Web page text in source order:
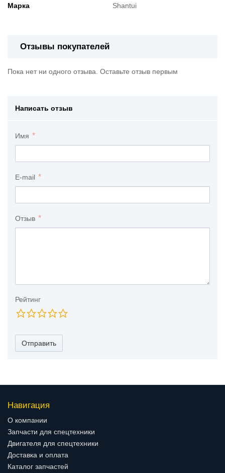
Марка Shantui
Отзывы покупателей
Пока нет ни одного отзыва. Оставьте отзыв первым
Написать отзыв
Имя
E-mail
Отзыв
Рейтинг
Отправить
Навигация
О компании
Запчасти для спецтехники
Двигателя для спецтехники
Доставка и оплата
Каталог запчастей